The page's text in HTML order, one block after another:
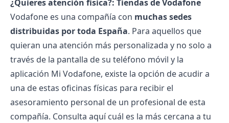
¿Quieres atención física?: Tiendas de Vodafone
Vodafone es una compañía con muchas sedes
distribuidas por toda España. Para aquellos que
quieran una atención más personalizada y no solo a
través de la pantalla de su teléfono móvil y la
aplicación Mi Vodafone, existe la opción de acudir a
una de estas oficinas físicas para recibir el
asesoramiento personal de un profesional de esta
compañía. Consulta aquícuál es la más cercana a tu